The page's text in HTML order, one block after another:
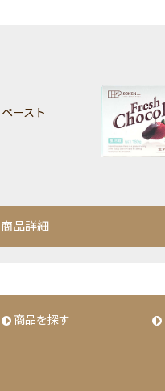
ースト
商品詳細
商品を探す